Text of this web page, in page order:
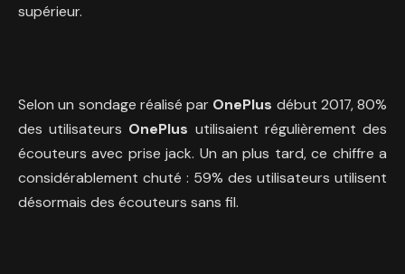
supérieur.
Selon un sondage réalisé par OnePlus début 2017, 80%
des utilisateurs OnePlus utilisaient régulièrement des
écouteurs avec prise jack. Un an plus tard, ce chiffre a
considérablement chuté : 59% des utilisateurs utilisent
désormais des écouteurs sans fil.